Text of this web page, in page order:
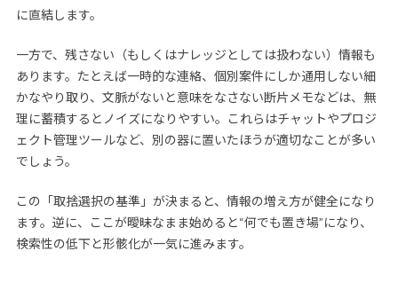
に直結します。
一方で、残さない（もしくはナレッジとしては扱わない）情報も
あります。たとえば一時的な連絡、個別案件にしか通用しない細
かなやり取り、文脈がないと意味をなさない断片メモなどは、無
理に蓄積するとノイズになりやすい。これらはチャットやプロジ
ェクト管理ツールなど、別の器に置いたほうが適切なことが多い
でしょう。
この「取捨選択の基準」が決まると、情報の増え方が健全になり
ます。逆に、ここが曖昧なまま始めると“何でも置き場”になり、
検索性の低下と形骸化が一気に進みます。